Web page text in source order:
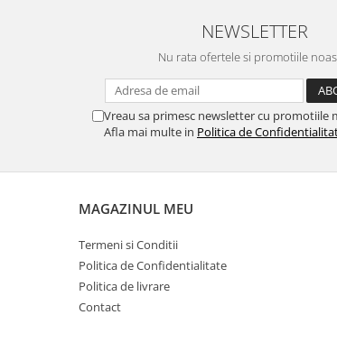
NEWSLETTER
Nu rata ofertele si promotiile
Vreau sa primesc newsletter cu promotiile
Afla mai multe in Politica de
MAGAZINUL MEU
Termeni si Conditii
Politica de Confidentialitate
Politica de livrare
Contact